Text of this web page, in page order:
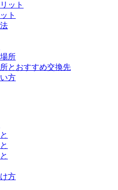
ット
ト
所
とおすすめ交換先
方
方